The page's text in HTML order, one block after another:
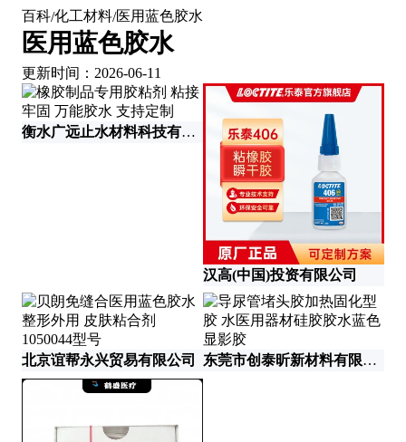
百科/化工材料/医用蓝色胶水
医用蓝色胶水
更新时间：2026-06-11
衡水广远止水材料科技有限公司
汉高(中国)投资有限公司
北京谊帮永兴贸易有限公司 东莞市创泰昕新材料有限公司